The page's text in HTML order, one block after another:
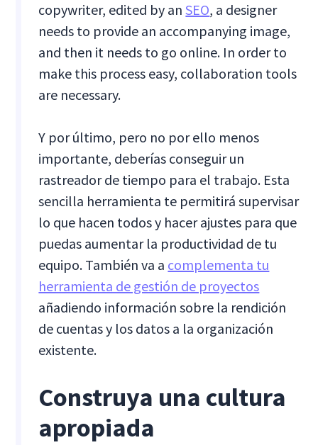
copywriter, edited by anSEO, a designer
needs to provide an accompanying image,
and then it needs to go online. In order to
make this process easy, collaboration tools
are necessary.
Y por último, pero no por ello menos
importante, deberías conseguir un
rastreador de tiempo para el trabajo. Esta
sencilla herramienta te permitirá supervisar
lo que hacen todos y hacer ajustes para que
puedas aumentar la productividad de tu
equipo. También va a complementa tu
herramienta de gestión de proyectos
añadiendo información sobre la rendición
de cuentas y los datos a la organización
existente.
Construya una cultura
apropiada